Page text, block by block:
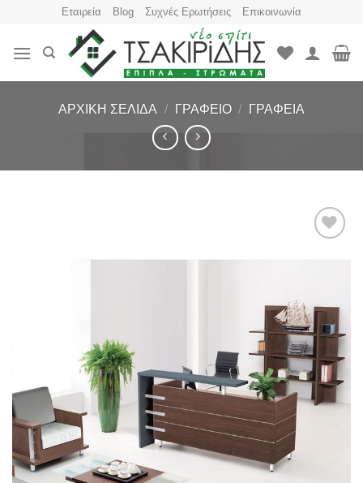
content
Εταιρεία Blog Συχνές Ερωτήσεις Επικοινωνία
ΑΡΧΙΚΉ ΣΕΛΊΔΑ / ΓΡΑΦΕΊΟ / ΓΡΑΦΕΊΑ
λίστα
επιθυμιών